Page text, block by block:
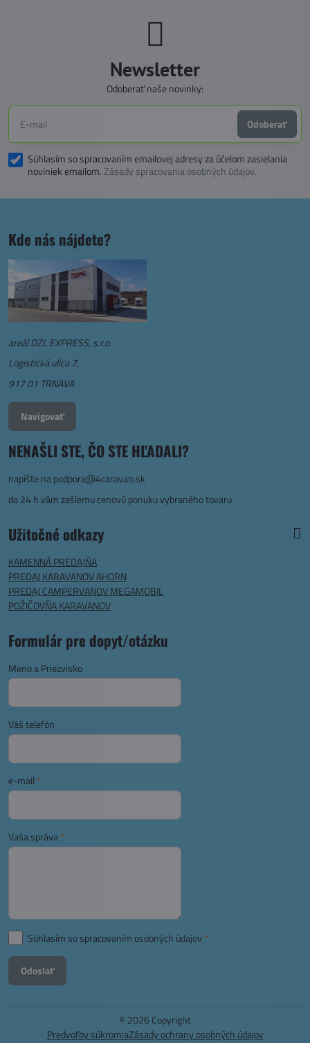
Newsletter
Odoberať naše novinky:
Odoberať
Súhlasím so spracovaním emailovej adresy za účelom zasielania
noviniek emailom.Zásady spracovania osobných údajov.
Kde nás nájdete?
areál DZL EXPRESS, s.r.o.
Logistická ulica 7,
917 01 TRNAVA
Navigovať
NENAŠLI STE, ČO STE HĽADALI?
napíšte napodpora@4caravan.sk
do 24 h vám zašlemu cenovú ponuku vybraného tovaru
Užitočné odkazy
KAMENNÁ PREDAJŇA
PREDAJ KARAVANOV AHORN
PREDAJ CAMPERVANOV MEGAMOBIL
POŽIČOVŇA KARAVANOV
Formulár pre dopyt/otázku
Meno a Priezvisko
Váš telefón
e-mail *
Vaša správa*
Súhlasím so spracovaním osobných údajov *
Odoslať
© 2026 Copyright
Predvoľby súkromiaZásady ochrany osobných údajov